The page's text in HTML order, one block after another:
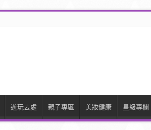
遊玩去處 親子專區 美妝健康 星級專欄